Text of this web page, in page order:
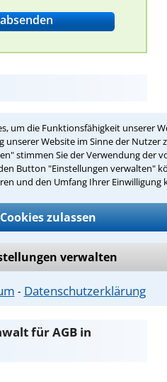
um die Funktionsfähigkeit unserer
Website im Sinne der Nutzer
stimmen Sie der Verwendung der
Button "Einstellungen verwalten"
und den Umfang Ihrer Einwilligung
Cookies zulassen
verwalten
⁃ Datenschutzerklärung
für AGB in